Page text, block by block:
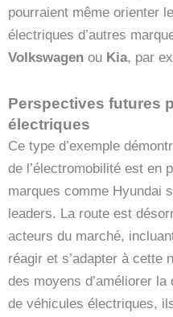
pourraient même orienter
électriques d’autres
Volkswagen ou Kia, par
Perspectives futures
électriques
Ce type d’exemple
de l’électromobilité est en
marques comme Hyundai
leaders. La route est
acteurs du marché,
réagir et s’adapter à cette
des moyens d’améliorer
de véhicules électriques,